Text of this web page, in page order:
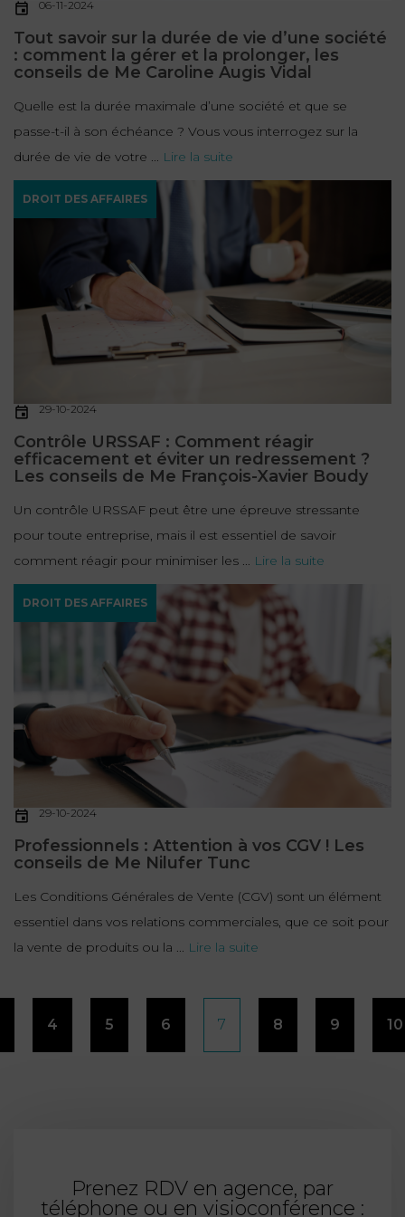
06-11-2024
Tout savoir sur la durée de vie d’une société
: comment la gérer et la prolonger, les
conseils de Me Caroline Augis Vidal
Quelle est la durée maximale d’une société et que se
passe-t-il à son échéance ? Vous vous interrogez sur la
durée de vie de votre ... Lire la suite
DROIT DES AFFAIRES
29-10-2024
Contrôle URSSAF : Comment réagir
efficacement et éviter un redressement ?
Les conseils de Me François-Xavier Boudy
Un contrôle URSSAF peut être une épreuve stressante
pour toute entreprise, mais il est essentiel de savoir
comment réagir pour minimiser les ... Lire la suite
DROIT DES AFFAIRES
29-10-2024
Professionnels : Attention à vos CGV ! Les
conseils de Me Nilufer Tunc
Les Conditions Générales de Vente (CGV) sont un élément
essentiel dans vos relations commerciales, que ce soit pour
la vente de produits ou la ... Lire la suite
Pagination
des
4 5 6 7 8 9 10
Prenez RDV en agence, par
téléphone ou en visioconférence :